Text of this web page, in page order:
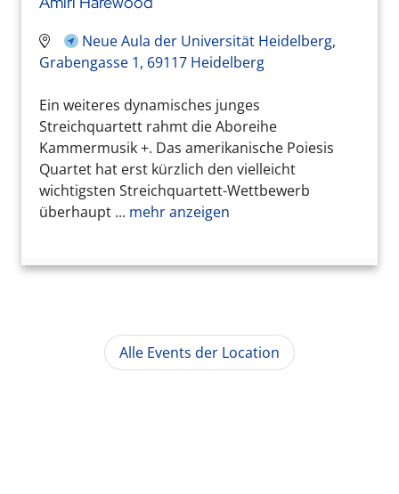
Neue Aula der Universität Heidelberg,
Grabengasse 1, 69117 Heidelberg
Ein weiteres dynamisches junges
Streichquartett rahmt die Aboreihe
Kammermusik +. Das amerikanische Poiesis
Quartet hat erst kürzlich den vielleicht
wichtigsten Streichquartett-Wettbewerb
überhaupt ... mehr anzeigen
Alle Events der Location